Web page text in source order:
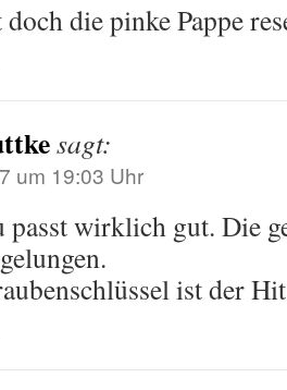
die pinke Pappe
sagt:
um 19:03 Uhr
passt wirklich gut. Die
ist der